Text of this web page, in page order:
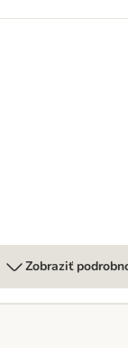
Zobraziť